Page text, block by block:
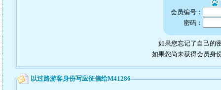
会员编号：
密码：
如果您忘记了自己的
如果您尚未获得会员身
以过路游客身份写应征信给M41286